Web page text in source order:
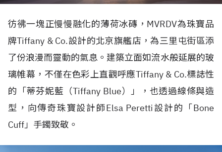
彷彿一塊正慢慢融化的薄荷冰磚， MVRDV為珠寶品
牌Tiffany & Co.設計的北京旗艦店，為三里屯街區添
了份浪漫而靈動的氣息。建築立面如流水般延展的玻
璃帷幕，不僅在色彩上直觀呼應Tiffany & Co.標誌性
的「蒂芬妮藍（Tiffany Blue）」，也透過線條與造
型，向傳奇珠寶設計師Elsa Peretti 設計的「Bone
Cuff」手鐲致敬。